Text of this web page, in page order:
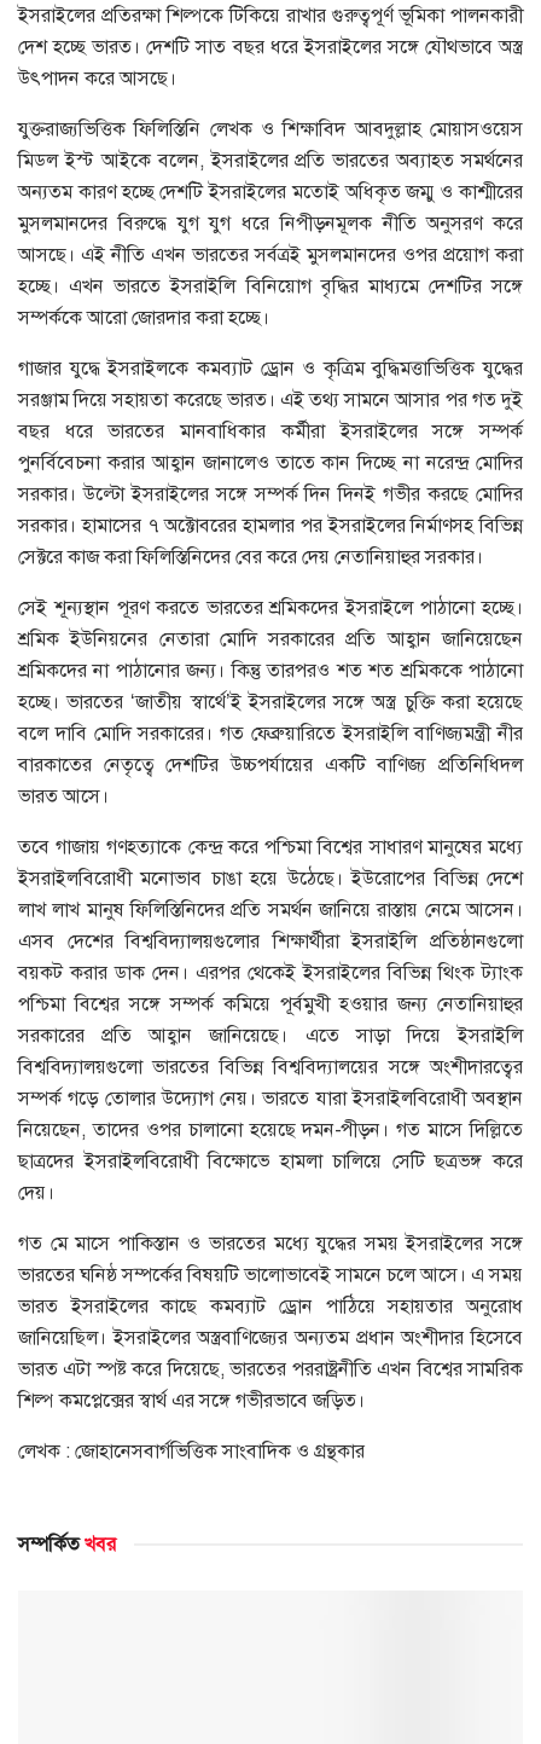
ইসরাইলের প্রতিরক্ষা শিল্পকে টিকিয়ে রাখার গুরুত্বপূর্ণ ভূমিকা পালনকারী
দেশ হচ্ছে ভারত। দেশটি সাত বছর ধরে ইসরাইলের সঙ্গে যৌথভাবে অস্ত্র
উৎপাদন করে আসছে।
যুক্তরাজ্যভিত্তিক ফিলিস্তিনি লেখক ও শিক্ষাবিদ আবদুল্লাহ মোয়াসওয়েস
মিডল ইস্ট আইকে বলেন, ইসরাইলের প্রতি ভারতের অব্যাহত সমর্থনের
অন্যতম কারণ হচ্ছে দেশটি ইসরাইলের মতোই অধিকৃত জম্মু ও কাশ্মীরের
মুসলমানদের বিরুদ্ধে যুগ যুগ ধরে নিপীড়নমূলক নীতি অনুসরণ করে
আসছে। এই নীতি এখন ভারতের সর্বত্রই মুসলমানদের ওপর প্রয়োগ করা
হচ্ছে। এখন ভারতে ইসরাইলি বিনিয়োগ বৃদ্ধির মাধ্যমে দেশটির সঙ্গে
সম্পর্ককে আরো জোরদার করা হচ্ছে।
গাজার যুদ্ধে ইসরাইলকে কমব্যাট ড্রোন ও কৃত্রিম বুদ্ধিমত্তাভিত্তিক যুদ্ধের
সরঞ্জাম দিয়ে সহায়তা করেছে ভারত। এই তথ্য সামনে আসার পর গত দুই
বছর ধরে ভারতের মানবাধিকার কর্মীরা ইসরাইলের সঙ্গে সম্পর্ক
পুনর্বিবেচনা করার আহ্বান জানালেও তাতে কান দিচ্ছে না নরেন্দ্র মোদির
সরকার। উল্টো ইসরাইলের সঙ্গে সম্পর্ক দিন দিনই গভীর করছে মোদির
সরকার। হামাসের ৭ অক্টোবরের হামলার পর ইসরাইলের নির্মাণসহ বিভিন্ন
সেক্টরে কাজ করা ফিলিস্তিনিদের বের করে দেয় নেতানিয়াহুর সরকার।
সেই শূন্যস্থান পূরণ করতে ভারতের শ্রমিকদের ইসরাইলে পাঠানো হচ্ছে।
শ্রমিক ইউনিয়নের নেতারা মোদি সরকারের প্রতি আহ্বান জানিয়েছেন
শ্রমিকদের না পাঠানোর জন্য। কিন্তু তারপরও শত শত শ্রমিককে পাঠানো
হচ্ছে। ভারতের ‘জাতীয় স্বার্থে’ই ইসরাইলের সঙ্গে অস্ত্র চুক্তি করা হয়েছে
বলে দাবি মোদি সরকারের। গত ফেব্রুয়ারিতে ইসরাইলি বাণিজ্যমন্ত্রী নীর
বারকাতের নেতৃত্বে দেশটির উচ্চপর্যায়ের একটি বাণিজ্য প্রতিনিধিদল
ভারত আসে।
তবে গাজায় গণহত্যাকে কেন্দ্র করে পশ্চিমা বিশ্বের সাধারণ মানুষের মধ্যে
ইসরাইলবিরোধী মনোভাব চাঙা হয়ে উঠেছে। ইউরোপের বিভিন্ন দেশে
লাখ লাখ মানুষ ফিলিস্তিনিদের প্রতি সমর্থন জানিয়ে রাস্তায় নেমে আসেন।
এসব দেশের বিশ্ববিদ্যালয়গুলোর শিক্ষার্থীরা ইসরাইলি প্রতিষ্ঠানগুলো
বয়কট করার ডাক দেন। এরপর থেকেই ইসরাইলের বিভিন্ন থিংক ট্যাংক
পশ্চিমা বিশ্বের সঙ্গে সম্পর্ক কমিয়ে পূর্বমুখী হওয়ার জন্য নেতানিয়াহুর
সরকারের প্রতি আহ্বান জানিয়েছে। এতে সাড়া দিয়ে ইসরাইলি
বিশ্ববিদ্যালয়গুলো ভারতের বিভিন্ন বিশ্ববিদ্যালয়ের সঙ্গে অংশীদারত্বের
সম্পর্ক গড়ে তোলার উদ্যোগ নেয়। ভারতে যারা ইসরাইলবিরোধী অবস্থান
নিয়েছেন, তাদের ওপর চালানো হয়েছে দমন-পীড়ন। গত মাসে দিল্লিতে
ছাত্রদের ইসরাইলবিরোধী বিক্ষোভে হামলা চালিয়ে সেটি ছত্রভঙ্গ করে
দেয়।
গত মে মাসে পাকিস্তান ও ভারতের মধ্যে যুদ্ধের সময় ইসরাইলের সঙ্গে
ভারতের ঘনিষ্ঠ সম্পর্কের বিষয়টি ভালোভাবেই সামনে চলে আসে। এ সময়
ভারত ইসরাইলের কাছে কমব্যাট ড্রোন পাঠিয়ে সহায়তার অনুরোধ
জানিয়েছিল। ইসরাইলের অস্ত্রবাণিজ্যের অন্যতম প্রধান অংশীদার হিসেবে
ভারত এটা স্পষ্ট করে দিয়েছে, ভারতের পররাষ্ট্রনীতি এখন বিশ্বের সামরিক
শিল্প কমপ্লেক্সের স্বার্থ এর সঙ্গে গভীরভাবে জড়িত।
লেখক : জোহানেসবার্গভিত্তিক সাংবাদিক ও গ্রন্থকার
সম্পর্কিতখবর